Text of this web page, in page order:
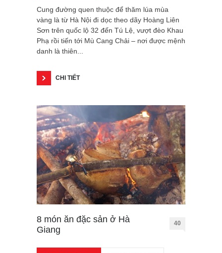
Cung đường quen thuộc để thăm lúa mùa
vàng là từ Hà Nội đi dọc theo dãy Hoàng Liên
Sơn trên quốc lộ 32 đến Tú Lệ, vượt đèo Khau
Phạ rồi tiến tới Mù Cang Chải – nơi được mệnh
danh là thiên...
CHI TIẾT
8 món ăn đặc sản ở Hà
Giang
40